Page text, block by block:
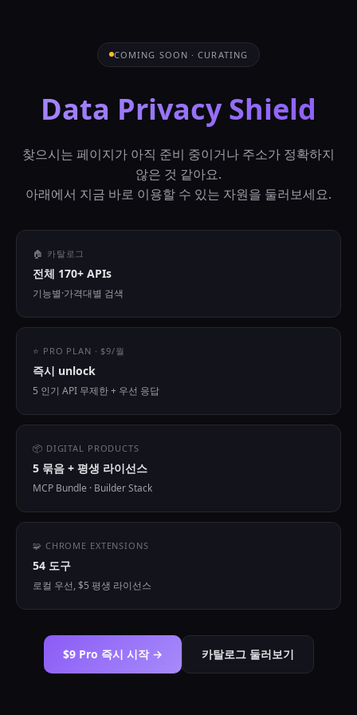
COMING SOON · CURATING
Data Privacy Shield
찾으시는 페이지가 아직 준비 중이거나 주소가 정확하지
않은 것 같아요.
아래에서 지금 바로 이용할 수 있는 자원을 둘러보세요.
🏠 카탈로그
전체 170+ APIs
기능별·가격대별 검색
⭐ PRO PLAN · $9/월
즉시 unlock
5 인기 API 무제한 + 우선 응답
📦 DIGITAL PRODUCTS
5 묶음 + 평생 라이선스
MCP Bundle · Builder Stack
🧩 CHROME EXTENSIONS
54 도구
로컬 우선, $5 평생 라이선스
$9 Pro 즉시 시작 → 카탈로그 둘러보기